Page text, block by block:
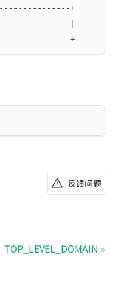
+
|
+
反馈问题
TOP_LEVEL_DOMAIN